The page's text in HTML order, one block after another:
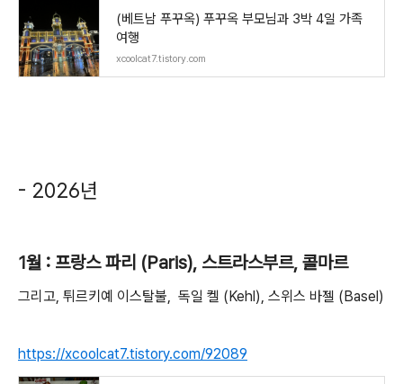
(베트남 푸꾸옥) 푸꾸옥 부모님과 3박 4일 가족
여행
xcoolcat7.tistory.com
- 2026년
1월 : 프랑스 파리 (Paris), 스트라스부르, 콜마르
그리고, 튀르키예 이스탈불, 독일 켈 (Kehl), 스위스 바젤 (Basel)
https://xcoolcat7.tistory.com/92089